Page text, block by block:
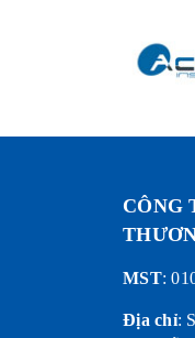
CÔNG
MST:
Địa chỉ: